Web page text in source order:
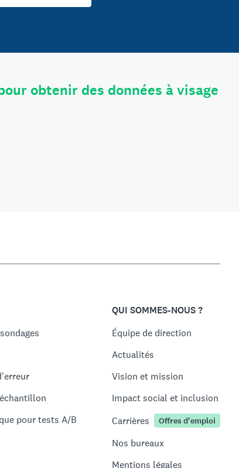
obtenir des données à visage
pour tests A/B
QUI SOMMES-NOUS ?
Équipe de direction
Actualités
Vision et mission
Impact social et inclusion
Carrières
Offres d'emploi
Nos bureaux
Mentions légales